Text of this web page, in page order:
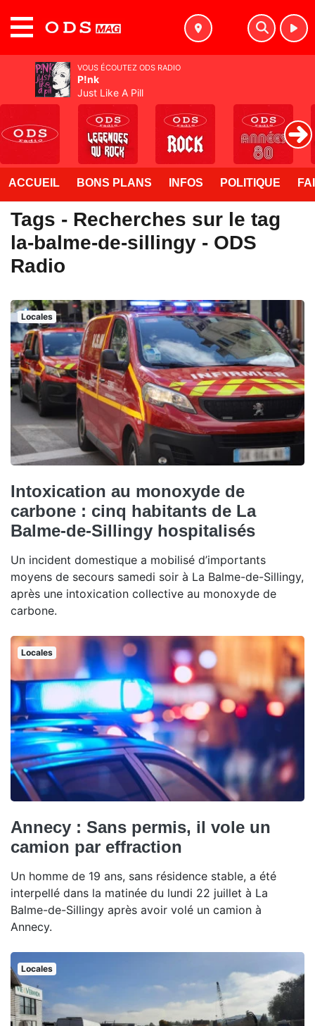
ACCUEIL BONS PLANS INFOS POLITIQUE
Tags - Recherches sur le tag
la-balme-de-sillingy - ODS
Radio
Locales
Intoxication au monoxyde de
carbone : cinq habitants de La
Balme-de-Sillingy hospitalisés
Un incident domestique a mobilisé d’importants
moyens de secours samedi soir à La Balme-de-Sillingy,
après une intoxication collective au monoxyde de
carbone.
Locales
Annecy : Sans permis, il vole un
camion par effraction
Un homme de 19 ans, sans résidence stable, a été
interpellé dans la matinée du lundi 22 juillet à La
Balme-de-Sillingy après avoir volé un camion à
Annecy.
Locales
VOUS ÉCOUTEZ ODS RADIO
P!nk
Just Like A Pill